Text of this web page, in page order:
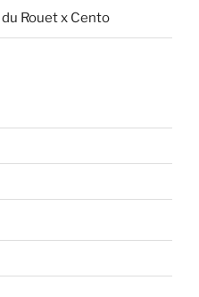
Rouet x Cento